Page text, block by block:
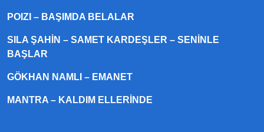
POIZI – BAŞIMDA BELALAR
SILA ŞAHIN – SAMET KARDEŞLER – SENINLE
BAŞLAR
GÖKHAN NAMLI – EMANET
MANTRA – KALDIM ELLERINDE